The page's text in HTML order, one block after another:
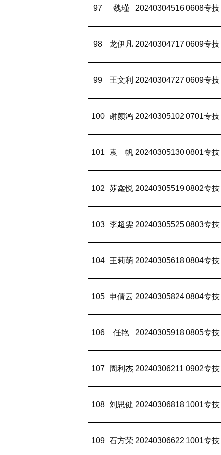
97 魏瑾 20240304516 0608专技
98 龙伊凡 20240304717 0609专技
99 王文利 20240304727 0609专技
100 谢颜鸿 20240305102 0701专技
101 袁一帆 20240305130 0801专技
102 苏鑫悦 20240305519 0802专技
103 李超雯 20240305525 0803专技
104 王莉萌 20240305618 0804专技
105 申倩云 20240305824 0804专技
106 任艳 20240305918 0805专技
107 周利杰 20240306211 0902专技
108 刘思健 20240306818 1001专技
109 石方荣 20240306622 1001专技